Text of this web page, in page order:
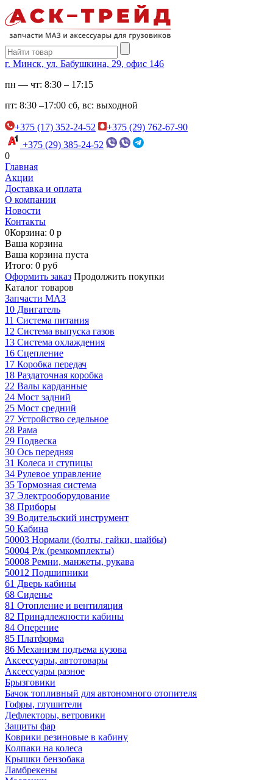
г. Минск, ул. Бабушкина, 29, офис 146
пн — чт: 8:30 – 17:15
пт: 8:30 –17:00 сб, вс: выходной
+375 (17) 352-24-52
+375 (29) 762-67-90
+375 (29) 385-24-52
0
Главная
Акции
Доставка и оплата
О компании
Новости
Контакты
0Корзина: 0 р
Ваша корзина
Ваша корзина пуста
Итого: 0 руб
Оформить заказ Продолжить покупки
Каталог товаров
Запчасти МАЗ
10 Двигатель
11 Система питания
12 Система выпуска газов
13 Система охлаждения
16 Сцепление
17 Коробка передач
18 Раздаточная коробка
22 Валы карданные
24 Мост задний
25 Мост средний
27 Устройство седельное
28 Рама
29 Подвеска
30 Ось передняя
31 Колеса и ступицы
34 Рулевое управление
35 Тормозная система
37 Электрооборудование
38 Приборы
39 Водительский инструмент
50 Кабина
50003 Нормали (болты, гайки, шайбы)
50004 Р/к (ремкомплекты)
50008 Ремни, манжеты, рукава
50012 Подшипники
61 Дверь кабины
68 Сиденье
81 Отопление и вентиляция
82 Принадлежности кабины
84 Оперение
85 Платформа
86 Механизм подъема кузова
Аксессуары, автотовары
Аксессуары разное
Брызговики
Бачок топливный для автономного отопителя
Гофры, глушители
Дефлекторы, ветровики
Защиты фар
Коврики резиновые в кабину
Колпаки на колеса
Крышки бензобака
Ламбрекены